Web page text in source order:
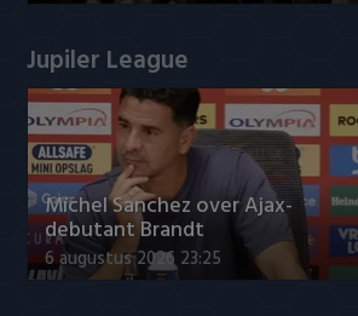
Jupiler League
Míchel Sanchez over Ajax-
debutant Brandt
6 augustus 2026 23:25